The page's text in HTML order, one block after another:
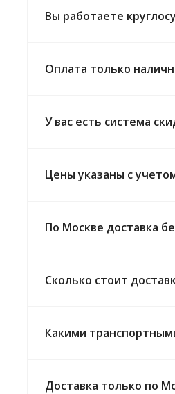
Вы работаете
Оплата только
У вас есть система
Цены указаны с
По Москве доставка
Сколько стоит
Какими
Доставка только по